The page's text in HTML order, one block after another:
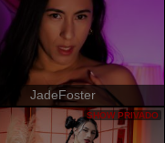
JadeFoster
SHOW PRIVADO